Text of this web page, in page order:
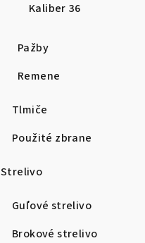
Kaliber 36
Pažby
Remene
Tlmiče
Použité zbrane
Strelivo
Guľové strelivo
Brokové strelivo